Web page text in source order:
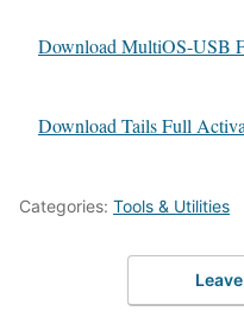
Download MultiOS-USB
Download Tails Full
Categories: Tools & Utilities